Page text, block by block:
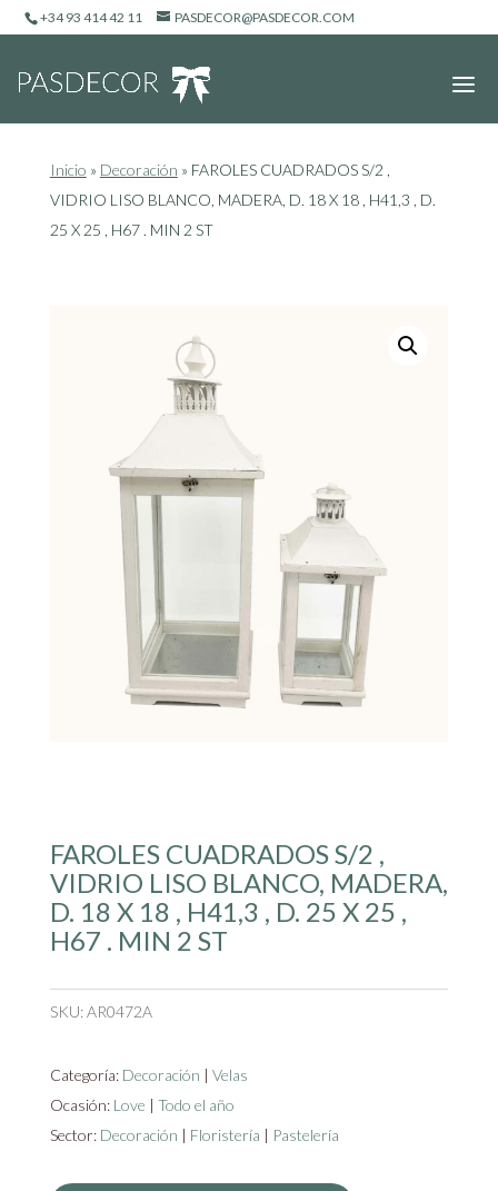
+34 93 414 42 11 PASDECOR@PASDECOR.COM
Inicio » Decoración » FAROLES CUADRADOS S/2 ,
VIDRIO LISO BLANCO, MADERA, D. 18 X 18 , H41,3 , D.
25 X 25 , H67 . MIN 2 ST
FAROLES CUADRADOS S/2 ,
VIDRIO LISO BLANCO, MADERA,
D. 18 X 18 , H41,3 , D. 25 X 25 ,
H67 . MIN 2 ST
SKU:AR0472A
Categoría: Decoración | Velas
Ocasión: Love | Todo el año
Sector: Decoración | Floristería | Pastelería